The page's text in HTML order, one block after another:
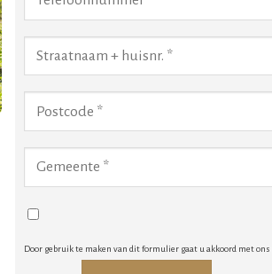
Door gebruik te maken van dit formulier gaat u akkoord met ons